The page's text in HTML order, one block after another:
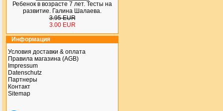
Ребенок в возрасте 7 лет. Тесты на
развитие. Галина Шалаева.
3.95 EUR
3.00 EUR
Информация
Условия доставки & оплата
Правила магазина (AGB)
Impressum
Datenschutz
Партнеры
Контакт
Sitemap